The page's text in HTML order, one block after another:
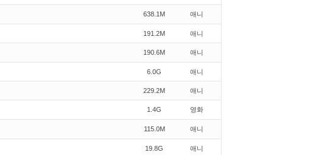
638.1M 애니
191.2M 애니
190.6M 애니
6.0G 애니
229.2M 애니
1.4G 영화
115.0M 애니
19.8G 애니